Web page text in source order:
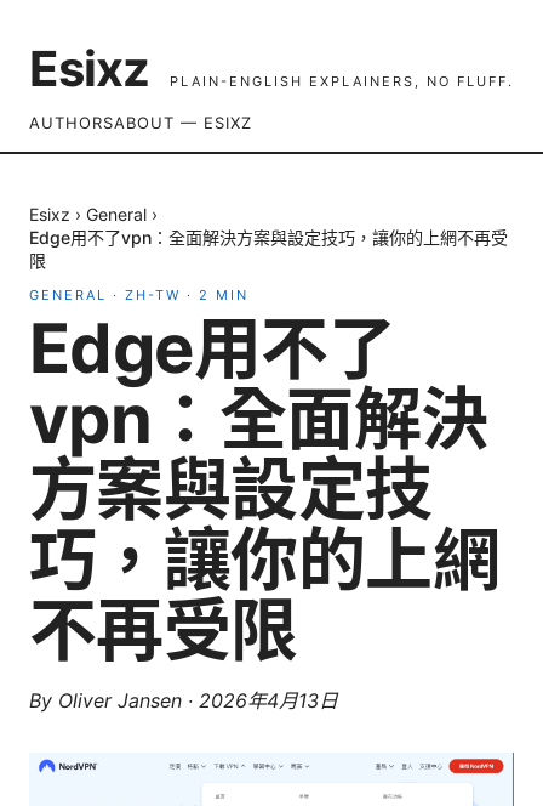
Esixz PLAIN-ENGLISH EXPLAINERS, NO FLUFF.
AUTHORSABOUT — ESIXZ
Esixz › General ›
Edge用不了vpn：全面解決方案與設定技巧，讓你的上網不再受
限
GENERAL · ZH-TW · 2 MIN
Edge用不了
vpn：全面解決
方案與設定技
巧，讓你的上網
不再受限
By Oliver Jansen · 2026年4月13日